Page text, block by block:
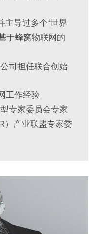
主导过多个“世界
于蜂窝物联网的
司担任联合创始
工作经验
专家委员会专家
）产业联盟专家委